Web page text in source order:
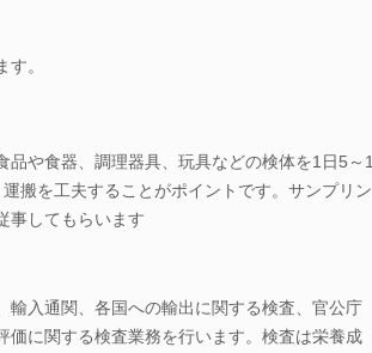
。
や食器、調理器具、玩具などの検体を1日5～1
搬を工夫することがポイントです。サンプリン
事してもらいます
輸入通関、各国への輸出に関する検査、官公庁
に関する検査業務を行います。検査は栄養成